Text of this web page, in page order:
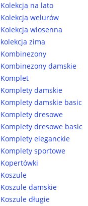
Kolekcja na lato
Kolekcja welurów
Kolekcja wiosenna
kolekcja zima
Kombinezony
Kombinezony damskie
Komplet
Komplety damskie
Komplety damskie basic
Komplety dresowe
Komplety dresowe basic
Komplety eleganckie
Komplety sportowe
Kopertówki
Koszule
Koszule damskie
Koszule długie